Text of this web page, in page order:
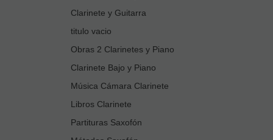
Clarinete y Guitarra
titulo vacio
Obras 2 Clarinetes y Piano
Clarinete Bajo y Piano
Música Cámara Clarinete
Libros Clarinete
Partituras Saxofón